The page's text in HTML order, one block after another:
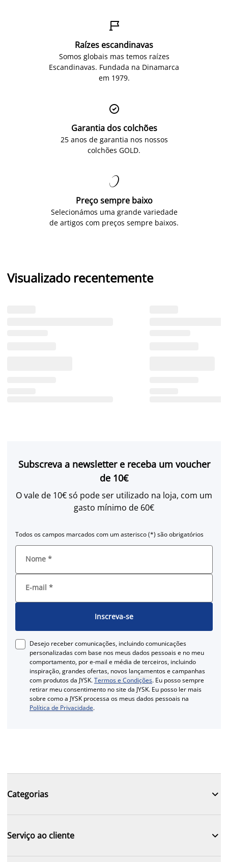

Raízes escandinavas
Somos globais mas temos raízes
Escandinavas. Fundada na Dinamarca
em 1979.

Garantia dos colchões
25 anos de garantia nos nossos
colchões GOLD.

Preço sempre baixo
Selecionámos uma grande variedade
de artigos com preços sempre baixos.
Visualizado recentemente
Subscreva a newsletter e receba um voucher
de 10€
O vale de 10€ só pode ser utilizado na loja, com um
gasto mínimo de 60€
Todos os campos marcados com um asterisco (*) são obrigatórios
Nome *
E-mail *
Inscreva-se
Desejo receber comunicações, incluindo comunicações
personalizadas com base nos meus dados pessoais e no meu
comportamento, por e-mail e média de terceiros, incluindo
inspiração, grandes ofertas, novos lançamentos e campanhas
com produtos da JYSK.Termos e Condições. Eu posso sempre
retirar meu consentimento no site da JYSK. Eu posso ler mais
sobre como a JYSK processa os meus dados pessoais na
Política de Privacidade.
Categorias 
Serviço ao cliente 